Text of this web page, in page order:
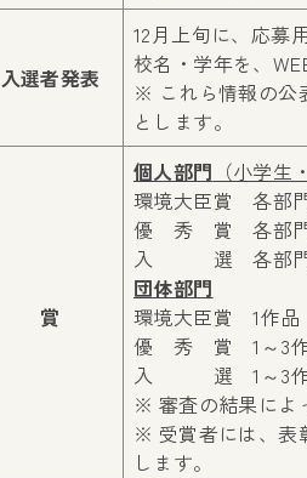
入選者発表
12月上旬に、応募
校名・学年を、
※ これら情報の公
とします。
賞
個人部門 （小学生
環境大臣賞 各部
優 秀 賞 各部門2
入 選 各部門3
団体部門
環境大臣賞 1作
優 秀 賞 1～3作
入 選 1～3作
※ 審査の結果によ
※ 受賞者には、表
します。